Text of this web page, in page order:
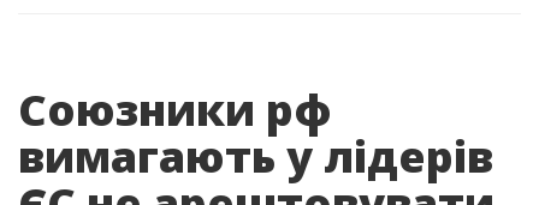
Союзники рф
вимагають у лідерів